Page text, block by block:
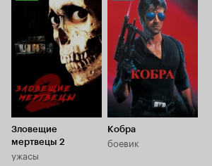
Кинопоиска
Зловещие
мертвецы 2
ужасы
Кинопоиска
6.9
Кобра
боевик